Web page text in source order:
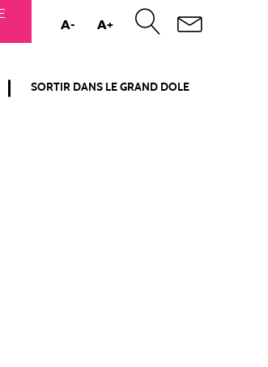
A- A+
SORTIR DANS LE GRAND DOLE